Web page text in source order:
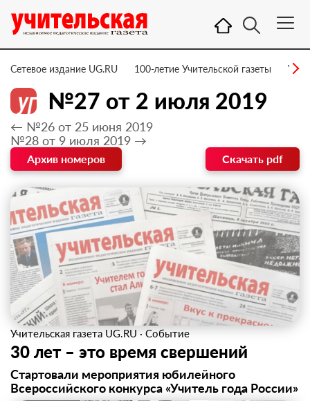
Сетевое издание UG.RU 100-летие Учительской газеты УГ –
№27 от 2 июля 2019
← №26 от 25 июня 2019
№28 от 9 июля 2019 →
Архив номеров Скачать pdf
Учительская газета UG.RU · Событие
30 лет – это время свершений
Стартовали мероприятия юбилейного
Всероссийского конкурса «Учитель года России»